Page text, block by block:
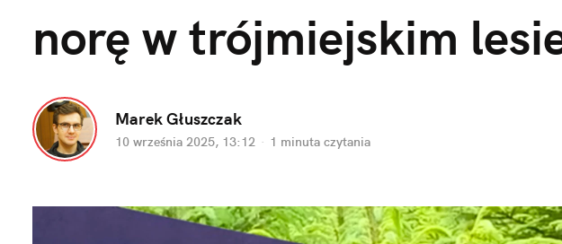
norę w trójmiejskim
Marek Głuszczak
10 września 2025, 13:12 · 1 minuta czytania